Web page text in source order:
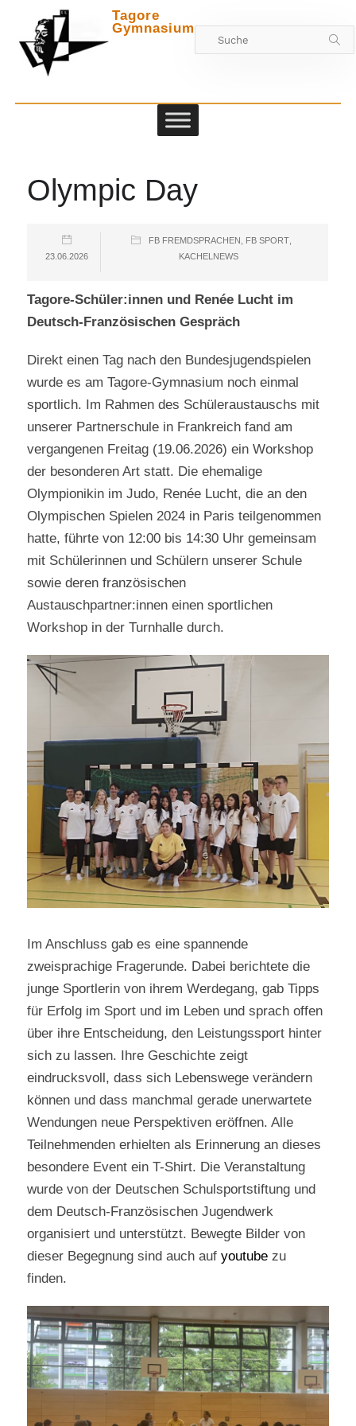
Zwischen
Tagore
Gymnasium
Olympic Day
23.06.2026
FB FREMDSPRACHEN FB SPORT
KACHELNEWS
Tagore-Schüler:innen und Renée Lucht im
Deutsch-Französischen Gespräch
Direkt einen Tag nach den Bundesjugendspielen
wurde es am Tagore-Gymnasium noch einmal
sportlich. Im Rahmen des Schüleraustauschs mit
unserer Partnerschule in Frankreich fand am
vergangenen Freitag (19.06.2026) ein Workshop
der besonderen Art statt. Die ehemalige
Olympionikin im Judo, Renée Lucht, die an den
Olympischen Spielen 2024 in Paris teilgenommen
hatte, führte von 12:00 bis 14:30 Uhr gemeinsam
mit Schülerinnen und Schülern unserer Schule
sowie deren französischen
Austauschpartner:innen einen sportlichen
Workshop in der Turnhalle durch.
Im Anschluss gab es eine spannende
zweisprachige Fragerunde. Dabei berichtete die
junge Sportlerin von ihrem Werdegang, gab Tipps
für Erfolg im Sport und im Leben und sprach offen
über ihre Entscheidung, den Leistungssport hinter
sich zu lassen. Ihre Geschichte zeigt
eindrucksvoll, dass sich Lebenswege verändern
können und dass manchmal gerade unerwartete
Wendungen neue Perspektiven eröffnen. Alle
Teilnehmenden erhielten als Erinnerung an dieses
besondere Event ein T-Shirt. Die Veranstaltung
wurde von der Deutschen Schulsportstiftung und
dem Deutsch-Französischen Jugendwerk
organisiert und unterstützt. Bewegte Bilder von
dieser Begegnung sind auch aufyoutubezu
finden.